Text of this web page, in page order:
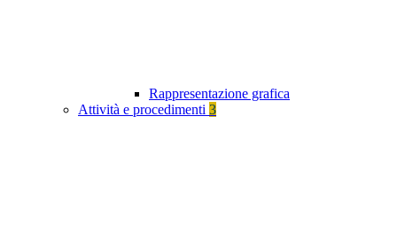
Rappresentazione grafica
Attività e procedimenti 3